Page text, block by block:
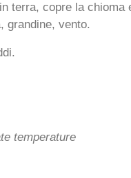
terra, copre la chioma
grandine, vento.
temperature